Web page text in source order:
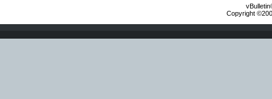
Copyright